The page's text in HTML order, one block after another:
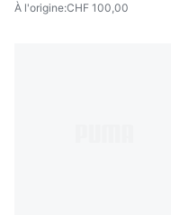
À l'origine:CHF 100,00